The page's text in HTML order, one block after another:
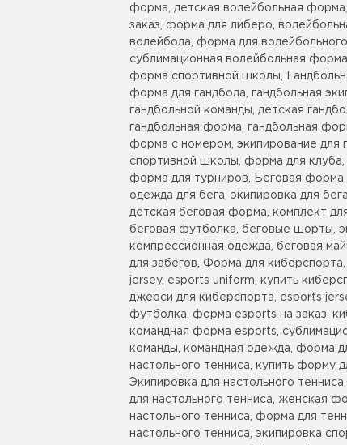
форма, детская волейбольная
заказ, форма для либеро,
волейбола, форма для
сублимационная волейбольная
форма спортивной школы,
форма для гандбола, гандбольная
гандбольной команды, детская
гандбольная форма, гандбольная
форма с номером, экипирование для
спортивной школы, форма для клуба,
форма для турниров, Беговая
одежда для бега, экипировка для
детская беговая форма, комплект
беговая футболка, беговые шорты,
компрессионная одежда, беговая
для забегов, Форма для
jersey, esports uniform, купить
джерси для киберспорта, esports
футболка, форма esports на заказ,
командная форма esports,
команды, командная одежда, форма
настольного тенниса, купить форму
Экипировка для настольного
для настольного тенниса, женская
настольного тенниса, форма для
настольного тенниса, экипировка